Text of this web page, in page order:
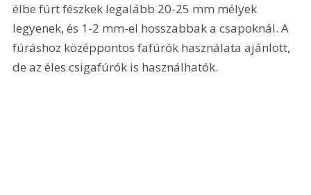
élbe fúrt fészkek legalább 20-25 mm mélyek
legyenek, és 1-2 mm-el hosszabbak a csapoknál. A
fúráshoz középpontos fafúrók használata ajánlott,
de az éles csigafúrók is használhatók.